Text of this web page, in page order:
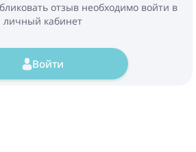
отзыв необходимо войти в
личный кабинет
Войти